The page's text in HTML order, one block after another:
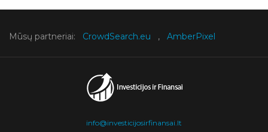
Mūsų partneriai: CrowdSearch.eu , AmberPixel
info@investicijosirfinansai.lt